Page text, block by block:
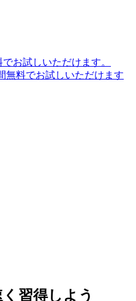
お試しいただけます。
無料でお試しいただけます
習得しよう